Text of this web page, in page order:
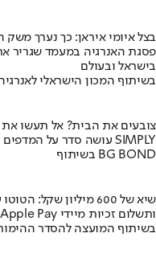
בצל איומי איראן: כך נערך משק
פסגת האנרגיה במעמד שגריר
בישראל ובעולם
בשיתוף המכון הישראלי
צובעים את הבית? אל תעשו את
מומחה BG BOND עושה סדר על המדפים ומציג את מותג הצבע SIMPLY
בשיתוף BG BOND
שיא של 600 מיליון שקל: הטוטו עושה מהפיכה
יחסי הימור משופרים, הפקדות ב-Apple Pay ותשלום זכיות מיידי
בשיתוף המועצה להסדר